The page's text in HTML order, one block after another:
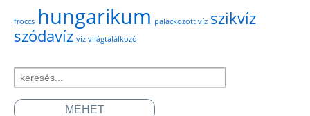
fröccs hungarikum palackozott víz szikvíz
szódavíz víz világtalálkozó
Search
for: